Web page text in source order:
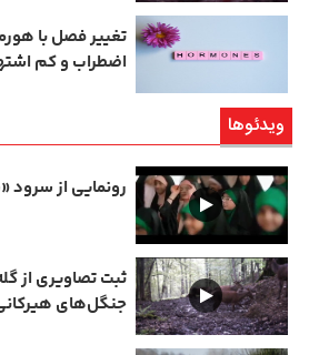
تغییر فصل با
اضطراب و کم‌
ویدئوها
رونمایی از سرود
جنگل‌های